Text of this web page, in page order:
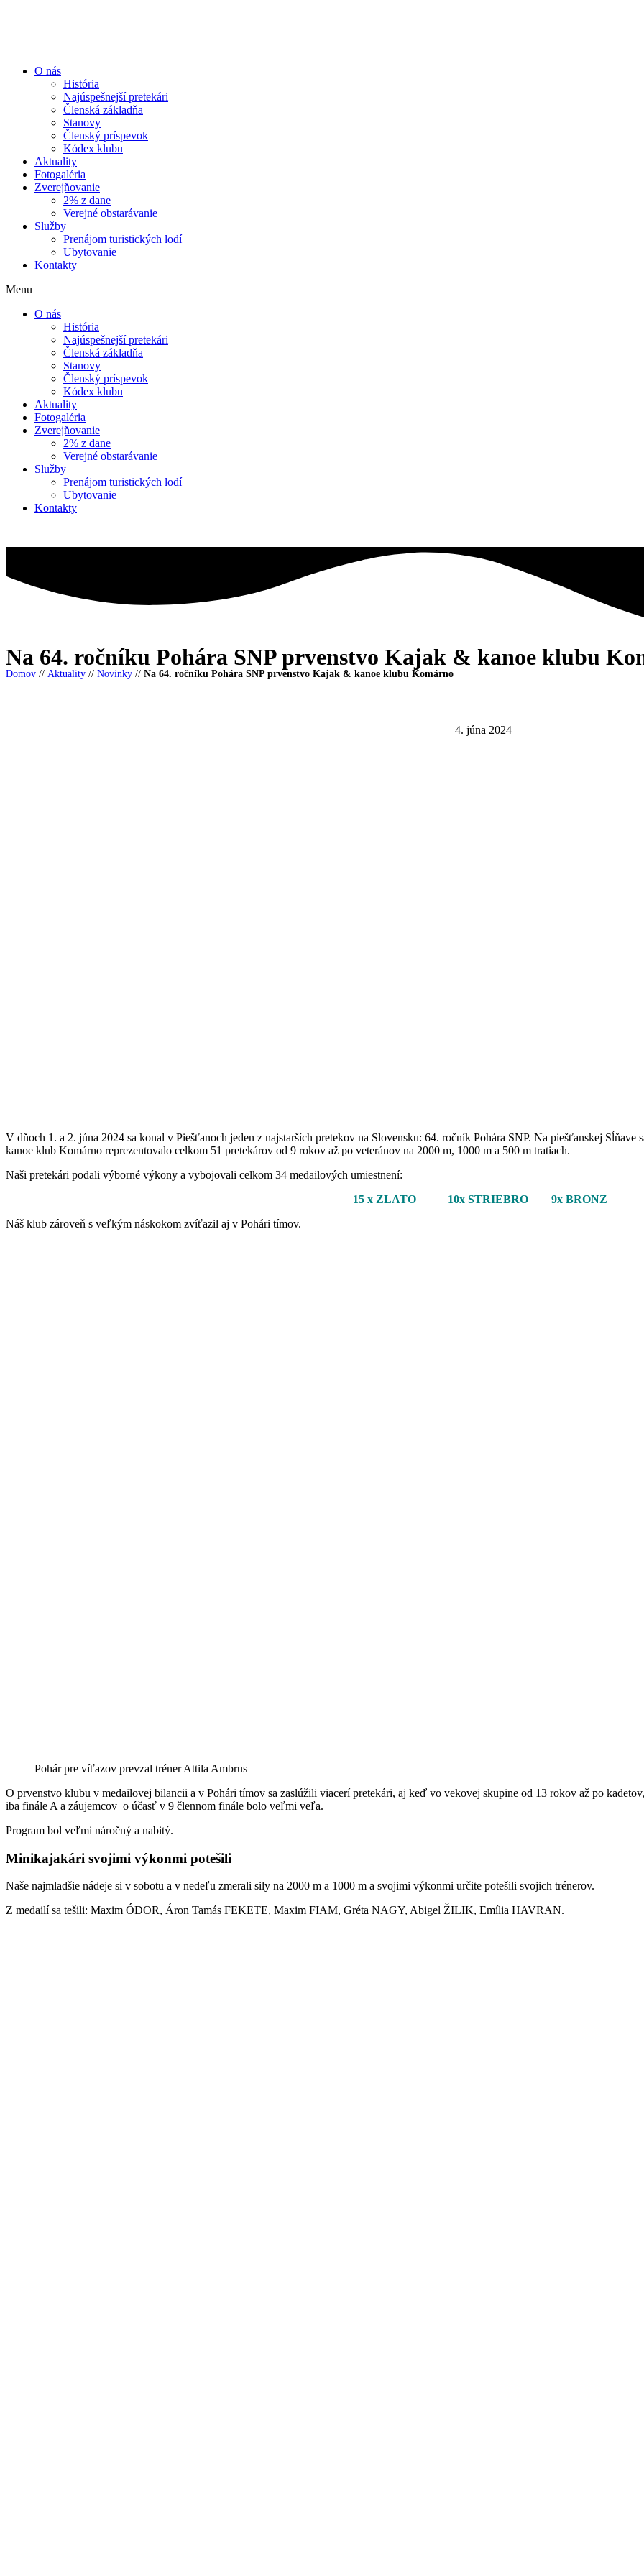
O nás
História
Najúspešnejší pretekári
Členská základňa
Stanovy
Členský príspevok
Kódex klubu
Aktuality
Fotogaléria
Zverejňovanie
2% z dane
Verejné obstarávanie
Služby
Prenájom turistických lodí
Ubytovanie
Kontakty
Menu
O nás
História
Najúspešnejší pretekári
Členská základňa
Stanovy
Členský príspevok
Kódex klubu
Aktuality
Fotogaléria
Zverejňovanie
2% z dane
Verejné obstarávanie
Služby
Prenájom turistických lodí
Ubytovanie
Kontakty
Na 64. ročníku Pohára SNP prvenstvo Kajak & kanoe klubu
Domov // Aktuality // Novinky // Na 64. ročníku Pohára SNP prvenstvo Kajak & kanoe klubu Komárno
4. júna 2024
V dňoch 1. a 2. júna 2024 sa konal v Piešťanoch jeden z najstarších pretekov na Slovensku: 64. ročník Pohára SNP. Na piešťanskej
kanoe klub Komárno reprezentovalo celkom 51 pretekárov od 9 rokov až po veteránov na 2000 m, 1000 m a 500 m tratiach.
Naši pretekári podali výborné výkony a vybojovali celkom 34 medailových umiestnení:
15 x ZLATO 10x STRIEBRO 9x BRONZ
Náš klub zároveň s veľkým náskokom zvíťazil aj v Pohári tímov.
Pohár pre víťazov prevzal tréner Attila Ambrus
O prvenstvo klubu v medailovej bilancii a v Pohári tímov sa zaslúžili viacerí pretekári, aj keď vo vekovej skupine od 13 rokov až po
iba finále A a záujemcov o účasť v 9 člennom finále bolo veľmi veľa.
Program bol veľmi náročný a nabitý.
Minikajakári svojimi výkonmi potešili
Naše najmladšie nádeje si v sobotu a v nedeľu zmerali sily na 2000 m a 1000 m a svojimi výkonmi určite potešili svojich trénerov.
Z medailí sa tešili: Maxim ÓDOR, Áron Tamás FEKETE, Maxim FIAM, Gréta NAGY, Abigel ŽILIK, Emília HAVRAN.